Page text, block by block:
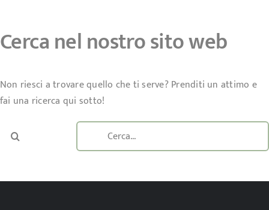
Cerca nel nostro sito web
Non riesci a trovare quello che ti serve? Prenditi un attimo e
fai una ricerca qui sotto!
Cerca
per: